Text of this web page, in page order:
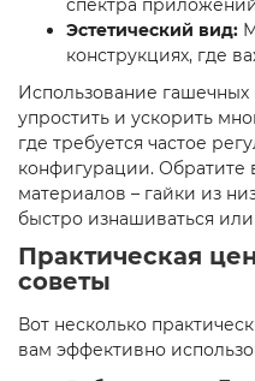
спектра
Эстетический вид:
конструкциях, где
Использование гашечных
упростить и ускорить
где требуется частое
конфигурации. Обратите
материалов – гайки из
быстро изнашиваться или
Практическая
советы
Вот несколько
вам эффективно